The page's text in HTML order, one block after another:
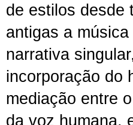
de estilos desde
antigas a
narrativa
incorporação do
mediação entre
da voz humana,